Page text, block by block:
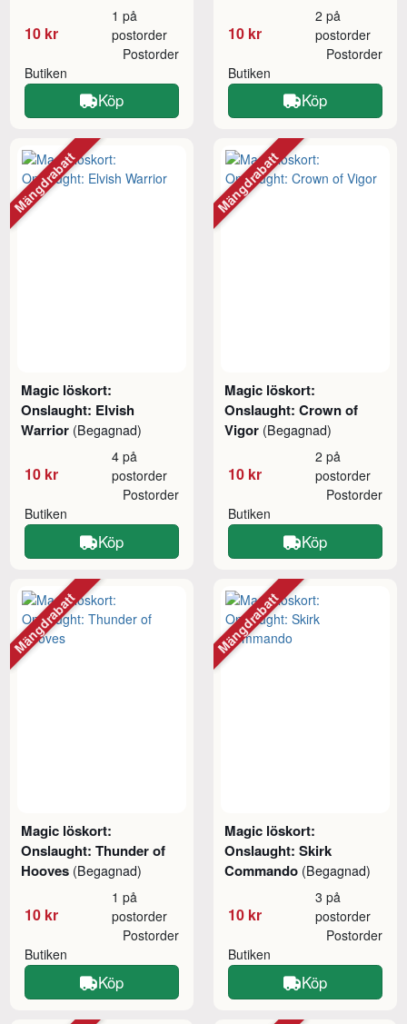
10 kr
1 på
postorder
Butiken
Postorder
Köp
10 kr
2 på
postorder
Butiken
Postorder
Köp
Magic löskort:
Onslaught: Elvish
Warrior (Begagnad)
10 kr
4 på
postorder
Butiken
Postorder
Köp
Mängdrabatt
Magic löskort:
Onslaught: Crown of
Vigor (Begagnad)
10 kr
2 på
postorder
Butiken
Postorder
Köp
Mängdrabatt
Magic löskort:
Onslaught: Thunder of
Hooves (Begagnad)
10 kr
1 på
postorder
Butiken
Postorder
Köp
Mängdrabatt
Magic löskort:
Onslaught: Skirk
Commando (Begagnad)
10 kr
3 på
postorder
Butiken
Postorder
Köp
Mängdrabatt